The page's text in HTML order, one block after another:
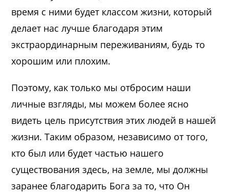
время с ними будет классом жизни, который
делает нас лучше благодаря этим
экстраординарным переживаниям, будь то
хорошим или плохим.
Поэтому, как только мы отбросим наши
личные взгляды, мы можем более ясно
видеть цель присутствия этих людей в нашей
жизни. Таким образом, независимо от того,
кто был или будет частью нашего
существования здесь, на земле, мы должны
заранее благодарить Бога за то, что Он